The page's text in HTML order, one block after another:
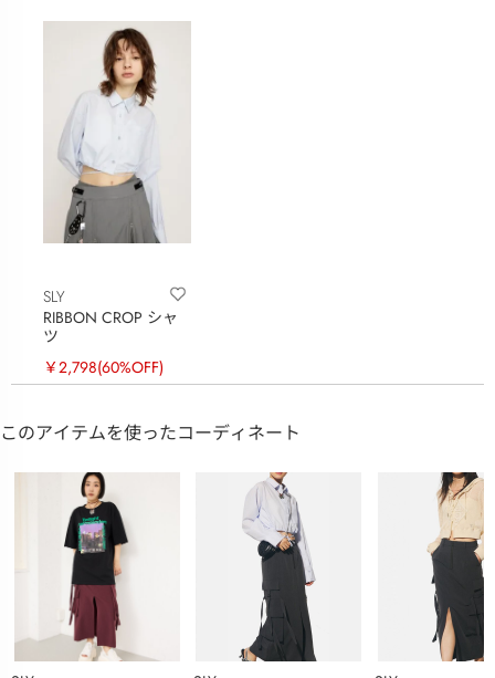
SLY
RIBBON CROP シャ
ツ
￥2,798(60%OFF)
このアイテムを使ったコーディネート